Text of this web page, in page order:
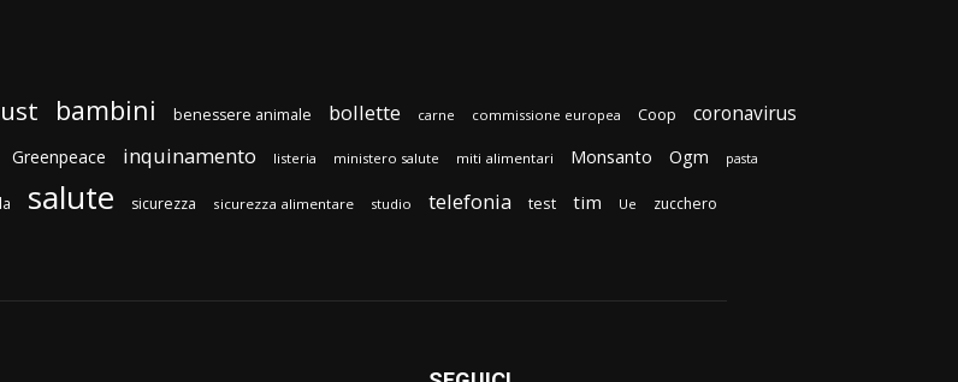
bambini benessere animale bollette carne commissione europea Coop coronavirus
Greenpeace inquinamento listeria ministero salute miti alimentari Monsanto Ogm pasta
salute sicurezza sicurezza alimentare studio telefonia test tim Ue zucchero